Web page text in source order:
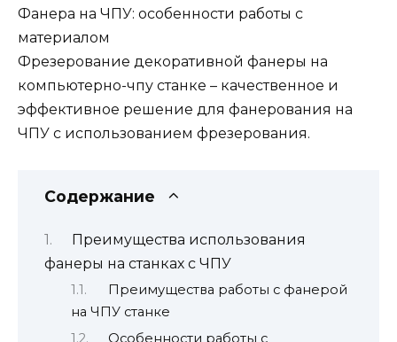
Фанера на ЧПУ: особенности работы с
материалом
Фрезерование декоративной фанеры на
компьютерно-чпу станке – качественное и
эффективное решение для фанерования на
ЧПУ с использованием фрезерования.
Содержание
Преимущества использования
фанеры на станках с ЧПУ
Преимущества работы с фанерой
на ЧПУ станке
Особенности работы с